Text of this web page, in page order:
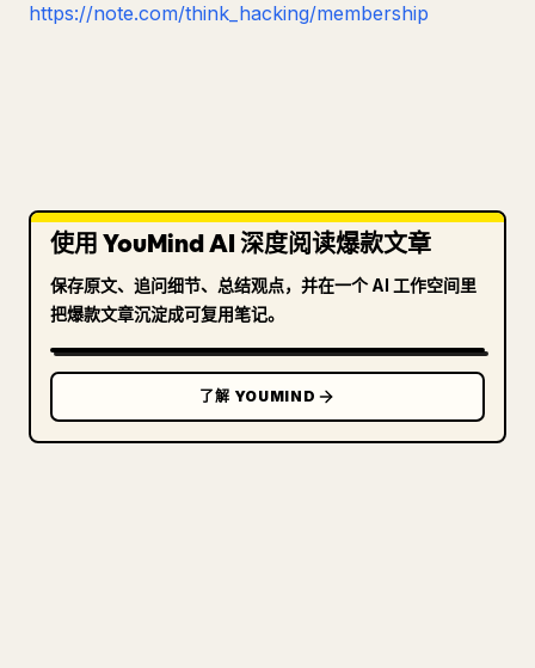
https://note.com/think_hacking/membership
使用 YouMind AI 深度阅读爆款文章
保存原文、追问细节、总结观点，并在一个 AI 工作空间里
把爆款文章沉淀成可复用笔记。
了解 YOUMIND